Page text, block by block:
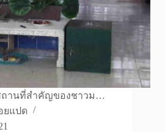
ถานที่สำคัญของชาวม…
ยแปด